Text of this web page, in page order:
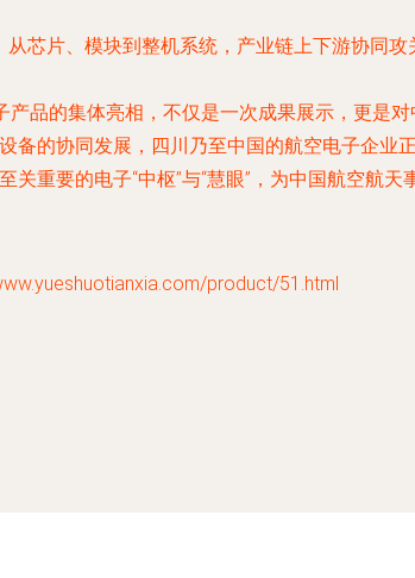
芯片、模块到整机系统，产业链上下游协同
产品的集体亮相，不仅是一次成果展示，更
备的协同发展，四川乃至中国的航空电子企
重要的电子“中枢”与“慧眼”，为中国航空航天
product/51.html